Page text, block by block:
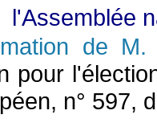
l'Assemblée
de
pour
n° 597,